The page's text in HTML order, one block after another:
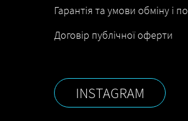
Договір публічної оферти
Гарантія та умови обміну і
INSTAGRAM